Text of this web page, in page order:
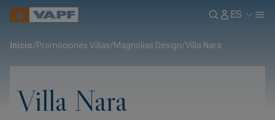
ES
Inicio/Promociones Villas/Magnolias Design/Villa Nara
Villa Nara